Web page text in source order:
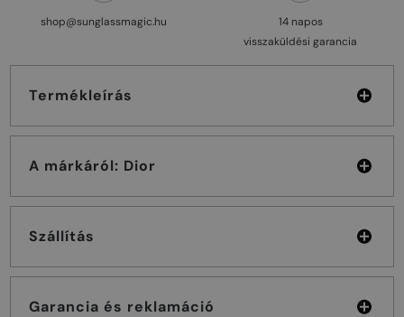
shop@sunglassmagic.hu
14 napos
visszaküldési garancia
Termékleírás
A márkáról: Dior
Szállítás
Garancia és reklamáció